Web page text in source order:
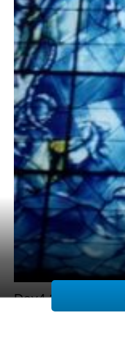
Day4 2000/07/03